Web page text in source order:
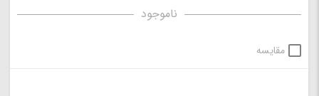
ناموجود
مقایسه